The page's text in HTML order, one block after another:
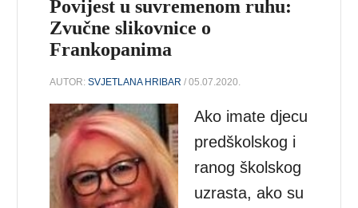
Povijest u suvremenom ruhu:
Zvučne slikovnice o
Frankopanima
AUTOR:SVJETLANA HRIBAR / 05.07.2020.
Ako imate djecu
predškolskog i
ranog školskog
uzrasta, ako su